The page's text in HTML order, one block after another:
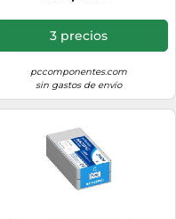
3 precios
pccomponentes.com
sin gastos de envío